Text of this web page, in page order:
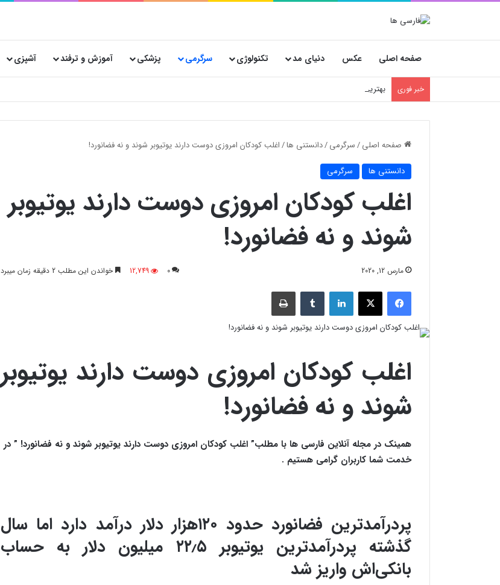
صفحه اصلی عکس دنیای مد تکنولوژی سرگرمی پزشکی آموزش و ترفند آشپزی
خبر فوری بهترین استراتژی خرید پارچه عمده؛ پیشنهاد ویژه نساجی هدیه صفاهان برای تولید کنندگان لباس و پوشاک در ایران
صفحه اصلی/ سرگرمی/دانستنی ها/ اغلب کودکان امروزی دوست دارند یوتیوبر شوند و نه فضانورد!
دانستنی ها سرگرمی
اغلب کودکان امروزی دوست دارند یوتیوبر
شوند و نه فضانورد!
مارس 12, 2020 0
12,749 خواندن این مطلب 2 دقیقه زمان میبرد
فیسبوک X لینکدین ‫تامبلر چاپ
اغلب کودکان امروزی دوست دارند یوتیوبر
شوند و نه فضانورد!
همینک در مجله آنلاین فارسی ها با مطلب” اغلب کودکان امروزی دوست دارند یوتیوبر شوند و نه فضانورد! ” در
خدمت شما کاربران گرامی هستیم .
پردرآمدترین فضانورد حدود ۱۲۰هزار دلار درآمد دارد اما سال
گذشته پردرآمدترین یوتیوبر ۲۲٫۵ میلیون دلار به حساب
بانکی‌اش واریز شد